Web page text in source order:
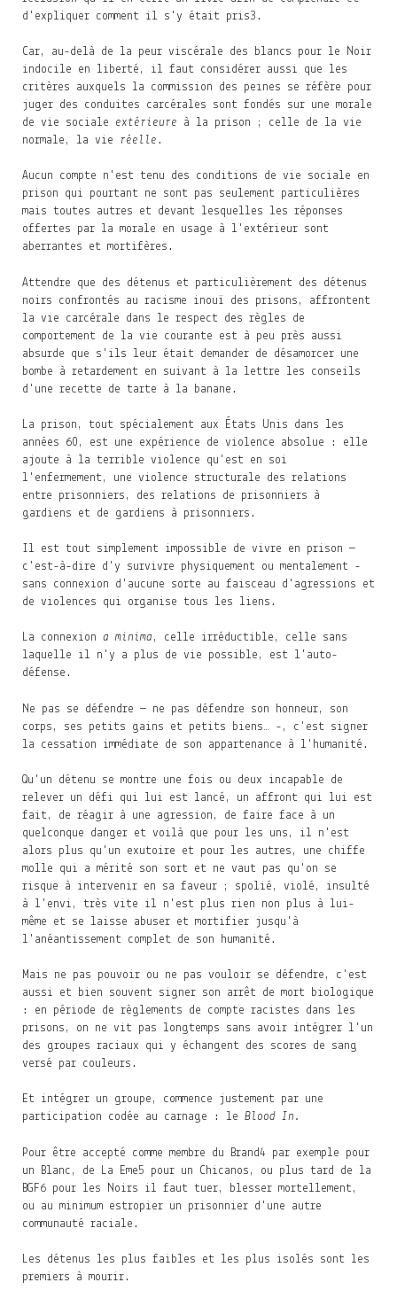
d'expliquer comment il s'y était pris3 .
Car, au-delà de la peur viscérale des blancs pour le Noir
indocile en liberté, il faut considérer aussi que les
critères auxquels la commission des peines se réfère pour
juger des conduites carcérales sont fondés sur une morale
de vie sociale extérieure à la prison ; celle de la vie
normale, la vie réelle .
Aucun compte n'est tenu des conditions de vie sociale en
prison qui pourtant ne sont pas seulement particulières
mais toutes autres et devant lesquelles les réponses
offertes par la morale en usage à l'extérieur sont
aberrantes et mortifères.
Attendre que des détenus et particulièrement des détenus
noirs confrontés au racisme inouï des prisons, affrontent
la vie carcérale dans le respect des règles de
comportement de la vie courante est à peu près aussi
absurde que s'ils leur était demander de désamorcer une
bombe à retardement en suivant à la lettre les conseils
d'une recette de tarte à la banane.
La prison, tout spécialement aux États Unis dans les
années 60, est une expérience de violence absolue : elle
ajoute à la terrible violence qu'est en soi
l'enfermement, une violence structurale des relations
entre prisonniers, des relations de prisonniers à
gardiens et de gardiens à prisonniers.
Il est tout simplement impossible de vivre en prison —
c'est-à-dire d'y survivre physiquement ou mentalement -
sans connexion d'aucune sorte au faisceau d'agressions et
de violences qui organise tous les liens.
La connexion a minima , celle irréductible, celle sans
laquelle il n'y a plus de vie possible, est l'auto-
défense.
Ne pas se défendre — ne pas défendre son honneur, son
corps, ses petits gains et petits biens… -, c'est signer
la cessation immédiate de son appartenance à l'humanité.
Qu'un détenu se montre une fois ou deux incapable de
relever un défi qui lui est lancé, un affront qui lui est
fait, de réagir à une agression, de faire face à un
quelconque danger et voilà que pour les uns, il n'est
alors plus qu'un exutoire et pour les autres, une chiffe
molle qui a mérité son sort et ne vaut pas qu'on se
risque à intervenir en sa faveur ; spolié, violé, insulté
à l'envi, très vite il n'est plus rien non plus à lui-
même et se laisse abuser et mortifier jusqu'à
l'anéantissement complet de son humanité.
Mais ne pas pouvoir ou ne pas vouloir se défendre, c'est
aussi et bien souvent signer son arrêt de mort biologique
: en période de règlements de compte racistes dans les
prisons, on ne vit pas longtemps sans avoir intégrer l'un
des groupes raciaux qui y échangent des scores de sang
versé par couleurs.
Et intégrer un groupe, commence justement par une
participation codée au carnage : le Blood In.
Pour être accepté comme membre du Brand4 par exemple pour
un Blanc, de La Eme5 pour un Chicanos, ou plus tard de la
BGF6 pour les Noirs il faut tuer, blesser mortellement,
ou au minimum estropier un prisonnier d'une autre
communauté raciale.
Les détenus les plus faibles et les plus isolés sont les
premiers à mourir.